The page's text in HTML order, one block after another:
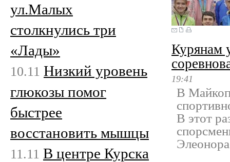
Курянам
19:41
В
В этот
ул.Малых
столкнулись три
«Лады»
10.11 Низкий уровень
глюкозы помог
быстрее
восстановить мышцы
11.11 В центре Курска